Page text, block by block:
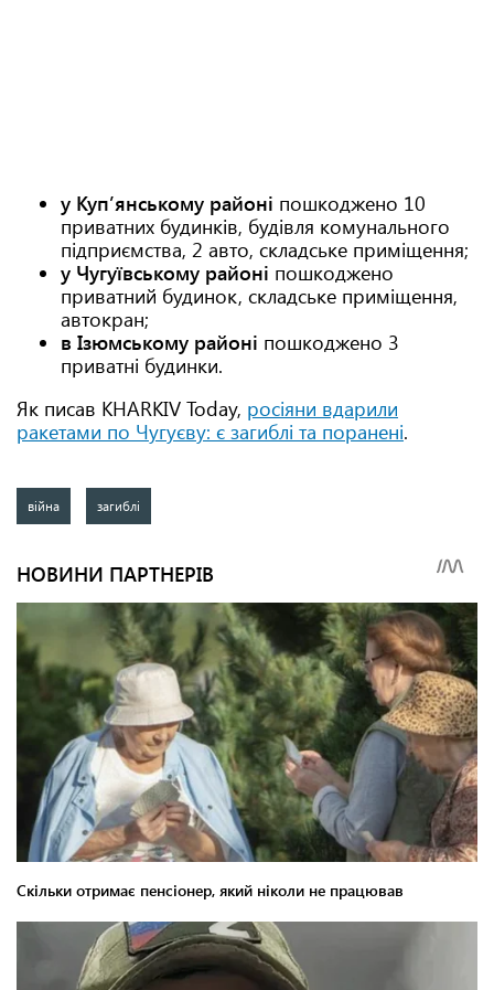
у Куп’янському районі пошкоджено 10
приватних будинків, будівля комунального
підприємства, 2 авто, складське приміщення;
у Чугуївському районі пошкоджено
приватний будинок, складське приміщення,
автокран;
в Ізюмському районі пошкоджено 3
приватні будинки.
Як писав KHARKIV Today, росіяни вдарили
ракетами по Чугуєву: є загиблі та поранені.
війна загиблі